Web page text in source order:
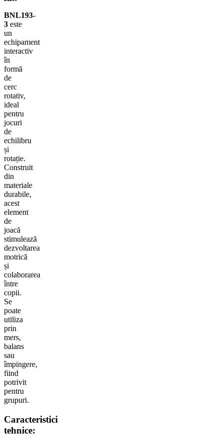
BNL193-
3 este
un
echipament
interactiv
în
formă
de
cerc
rotativ,
ideal
pentru
jocuri
de
echilibru
și
rotație.
Construit
din
materiale
durabile,
acest
element
de
joacă
stimulează
dezvoltarea
motrică
și
colaborarea
între
copii.
Se
poate
utiliza
prin
mers,
balans
sau
împingere,
fiind
potrivit
pentru
grupuri.
Caracteristici
tehnice: